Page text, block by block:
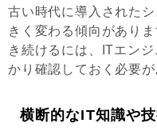
古い時代に導入された
きく変わる傾向があり
き続けるには、ITエン
かり確認しておく必要が
横断的なIT知識や